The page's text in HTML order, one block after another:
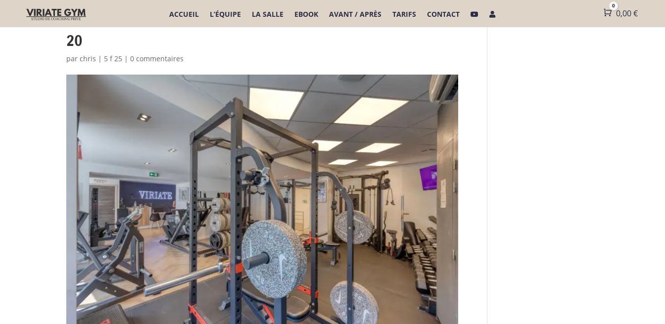
ACCUEIL L’ÉQUIPE LA SALLE EBOOK AVANT / APRÈS TARIFS CONTACT Panier
0
0,00€
20
parchris | 5 f 25 |0 commentaires